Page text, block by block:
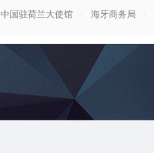
中国驻荷兰大使馆 海牙商务局